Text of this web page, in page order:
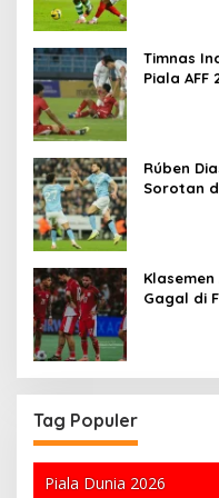
Timnas
Piala AFF
Rúben
Sorotan
Klasemen
Gagal di
Tag Populer
Piala Dunia 2026